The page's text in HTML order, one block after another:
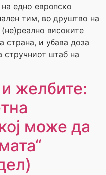
едно европско
тим, во друштво на
високите
страна, и убава доза
стручниот штаб на
желбите:
може да